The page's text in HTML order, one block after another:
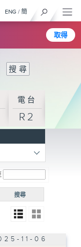
取得
ENG / 簡
電台
R2
搜尋
11-06